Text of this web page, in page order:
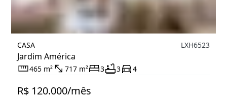
CASA
Jardim América
LXH6523
465 m² 717 m² 3 3 4
R$ 120.000/mês